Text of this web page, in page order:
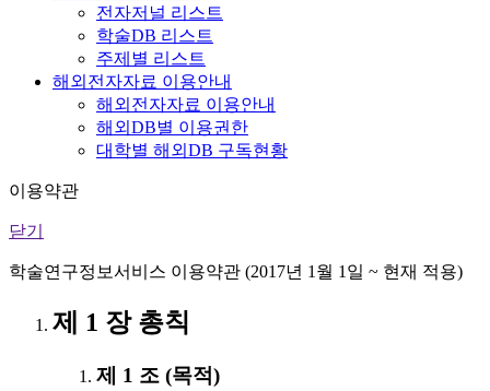
전자저널 리스트
학술DB 리스트
주제별 리스트
해외전자자료 이용안내
해외전자자료 이용안내
해외DB별 이용권한
대학별 해외DB 구독현황
이용약관
닫기
학술연구정보서비스 이용약관 (2017년 1월 1일 ~ 현재 적용)
제 1 장 총칙
제 1 조 (목적)